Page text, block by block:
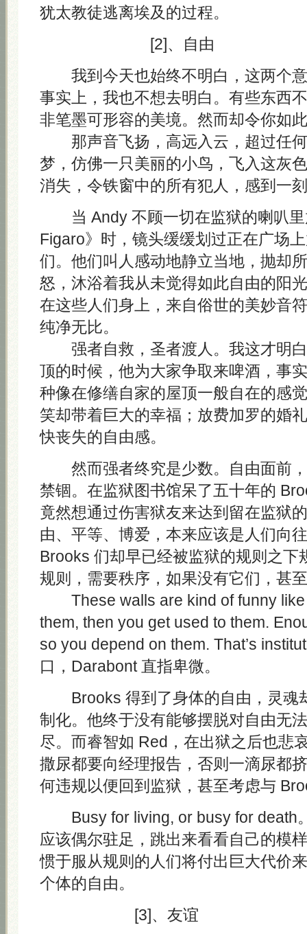
犹太教徒逃离埃及的过程。
[2]、自由
我到今天也始终不明白，这两个意
事实上，我也不想去明白。有些东西
非笔墨可形容的美境。然而却令你如
那声音飞扬，高远入云，超过任何
梦，仿佛一只美丽的小鸟，飞入这灰
消失，令铁窗中的所有犯人，感到一
当 Andy 不顾一切在监狱的喇叭里
Figaro》时，镜头缓缓划过正在广场
们。他们叫人感动地静立当地，抛却
怒，沐浴着我从未觉得如此自由的阳
在这些人们身上，来自俗世的美妙音
纯净无比。
强者自救，圣者渡人。我这才明白
顶的时候，他为大家争取来啤酒，事
种像在修缮自家的屋顶一般自在的感
笑却带着巨大的幸福；放费加罗的婚
快丧失的自由感。
然而强者终究是少数。自由面前，
禁锢。在监狱图书馆呆了五十年的
竟然想通过伤害狱友来达到留在监狱
由、平等、博爱，本来应该是人们向
Brooks 们却早已经被监狱的规则之下
规则，需要秩序，如果没有它们，甚
These walls are kind of funny like
them, then you get used to them.
so you depend on them. That’s
口，Darabont 直指卑微。
Brooks 得到了身体的自由，灵魂
制化。他终于没有能够摆脱对自由无
尽。而睿智如 Red，在出狱之后也悲
撒尿都要向经理报告，否则一滴尿都
何违规以便回到监狱，甚至考虑与
Busy for living, or busy for death
应该偶尔驻足，跳出来看看自己的模
惯于服从规则的人们将付出巨大代价
个体的自由。
[3]、友谊